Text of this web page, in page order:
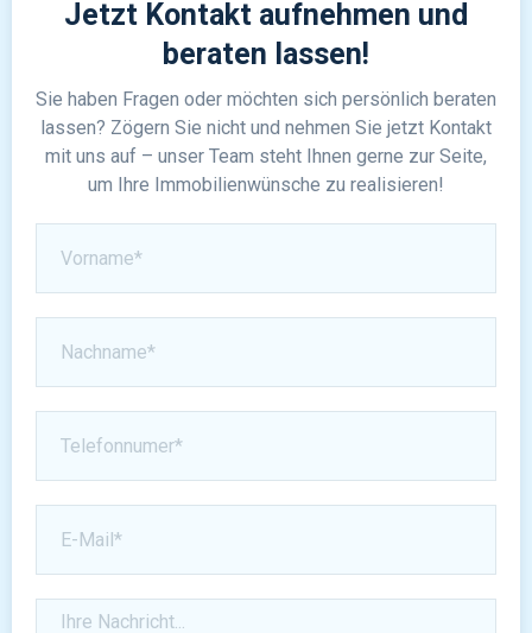
Jetzt Kontakt aufnehmen und
beraten lassen!
Sie haben Fragen oder möchten sich persönlich beraten
lassen? Zögern Sie nicht und nehmen Sie jetzt Kontakt
mit uns auf – unser Team steht Ihnen gerne zur Seite,
um Ihre Immobilienwünsche zu realisieren!